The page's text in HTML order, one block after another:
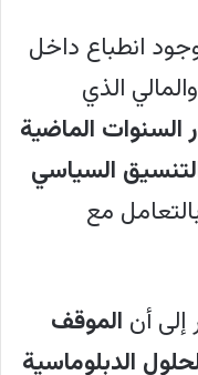
انطباع داخل
الذي
السنوات الماضية
السياسي
مع
أن الموقف
الدبلوماسية